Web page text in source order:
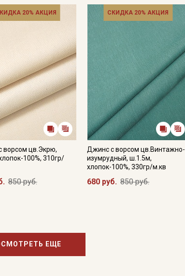
20% АКЦИЯ
ворсом цв.Экрю,
100%, 310гр/
850 руб.
СКИДКА 20% АКЦИЯ
Джинс с ворсом цв.Винтажно-
изумрудный, ш.1.5м,
хлопок-100%, 330гр/м.кв
680 руб. 850 руб.
ЕЩЕ
рекламных и